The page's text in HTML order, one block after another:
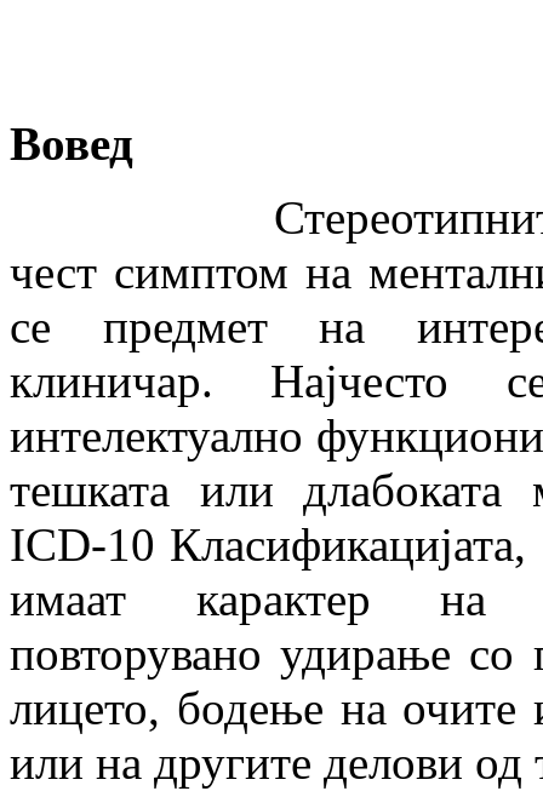
Вовед
Стереотипните
чест симптом на
се предмет на
клиничар. Најчесто
интелектуално
тешката или длабоката
ICD-10
имаат карактер на
повторувано удирање со
лицето, бодење на очите
или на другите делови од